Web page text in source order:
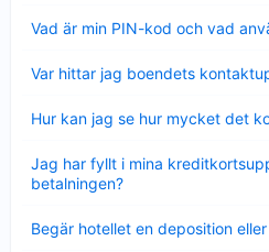
Vad är min PIN-kod och vad
mindre
Var hittar jag boendets
mindre
Hur kan jag se hur mycket det
mindre
Jag har fyllt i mina
betalningen?
mindre
Begär hotellet en deposition
mindre